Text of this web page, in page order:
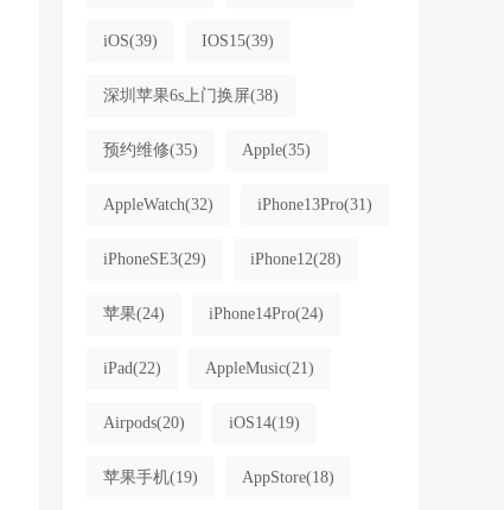
iOS(39) IOS15(39)
深圳苹果6s上门换屏(38)
预约维修(35) Apple(35)
AppleWatch(32) iPhone13Pro(31)
iPhoneSE3(29) iPhone12(28)
苹果(24) iPhone14Pro(24)
iPad(22) AppleMusic(21)
Airpods(20) iOS14(19)
苹果手机(19) AppStore(18)